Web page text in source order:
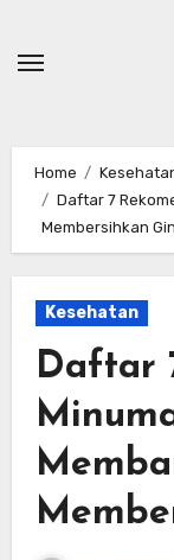
Home
Daftar 7
Membersihkan
Kesehatan
Daftar